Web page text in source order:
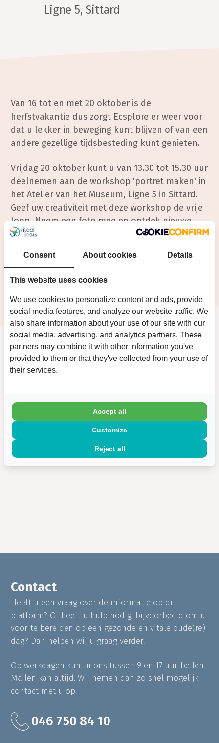
Ligne 5, Sittard
Van 16 tot en met 20 oktober is de
herfstvakantie dus zorgt Ecsplore er weer voor
dat u lekker in beweging kunt blijven of van een
andere gezellige tijdsbesteding kunt genieten.
Vrijdag 20 oktober kunt u van 13.30 tot 15.30 uur
deelnemen aan de workshop 'portret maken' in
het Atelier van het Museum, Ligne 5 in Sittard.
Geef uw creativiteit met deze workshop de vrije
loop. Neem een foto mee en ontdek nieuwe
manieren om een portret te creëren zonder
activiteiten in de herfstvakantie plaatsvinden.
Deelname is gratis, aanmelden is verplicht.
website Ecsplore
Naar archief
Contact
Heeft u een vraag over de informatie op dit
platform? Of heeft u hulp nodig, bijvoorbeeld om u
voor te bereiden op een gezonde en vitale oude(re)
dag? Dan helpen wij u graag verder.
Op werkdagen kunt u ons tussen 9 en 17 uur bellen.
Mailen kan altijd. Wij nemen dan zo snel mogelijk
contact met u op.
046 750 84 10
Consent About cookies Details
This website uses cookies
We use cookies to personalize content and ads, provide
social media features, and analyze our website traffic. We
also share information about your use of our site with our
social media, advertising, and analytics partners. These
partners may combine it with other information you've
provided to them or that they've collected from your use of
their services.
Reject all
Customize
Accept all